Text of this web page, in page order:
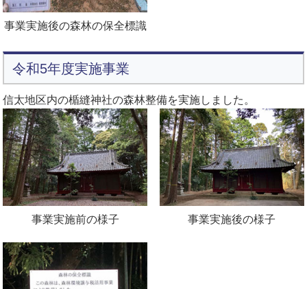
事業実施後の森林の保全標識
令和5年度実施事業
信太地区内の楯縫神社の森林整備を実施しました。
事業実施前の様子 事業実施後の様子